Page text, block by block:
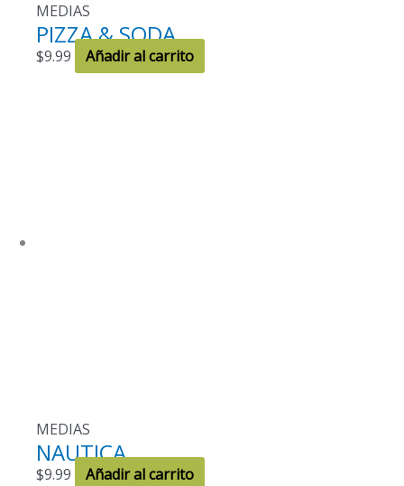
MEDIAS
PIZZA & SODA
$9.99 Añadir al carrito
MEDIAS
NAUTICA
$9.99 Añadir al carrito